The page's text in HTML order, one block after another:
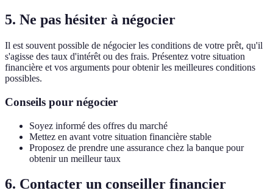
5. Ne pas hésiter à négocier
Il est souvent possible de négocier les conditions de votre prêt, qu'il
s'agisse des taux d'intérêt ou des frais. Présentez votre situation
financière et vos arguments pour obtenir les meilleures conditions
possibles.
Conseils pour négocier
Soyez informé des offres du marché
Mettez en avant votre situation financière stable
Proposez de prendre une assurance chez la banque pour
obtenir un meilleur taux
6. Contacter un conseiller financier